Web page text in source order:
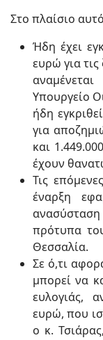
Στο πλαίσιο
Ήδη έχει
ευρώ για
Υπουργείο
ήδη
για
και
έχουν
Τις
έναρξη
πρότυπα
Θεσσαλία.
Σε ό,τι
μπορεί να
ευλογιάς,
ευρώ, που
ο κ.